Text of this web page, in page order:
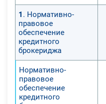
1 . Нормативно-
правовое
обеспечение
кредитного
брокериджа
Нормативно-
правовое
обеспечение
кредитного